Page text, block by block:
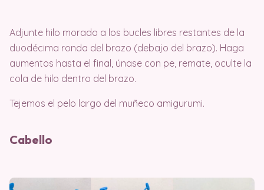
Adjunte hilo morado a los bucles libres restantes de la
duodécima ronda del brazo (debajo del brazo). Haga
aumentos hasta el final, únase con pe, remate, oculte la
cola de hilo dentro del brazo.
Tejemos el pelo largo del muñeco amigurumi.
Cabello